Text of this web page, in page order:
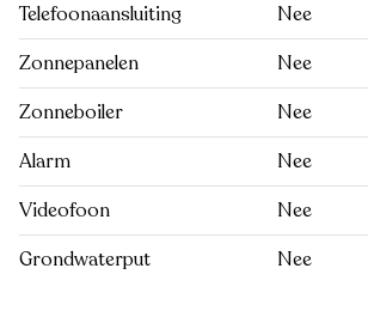
Telefoonaansluiting
Nee
Zonnepanelen
Nee
Zonneboiler
Nee
Alarm
Nee
Videofoon
Nee
Grondwaterput
Nee